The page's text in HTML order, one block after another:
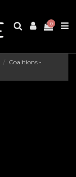
0
Coalitions -